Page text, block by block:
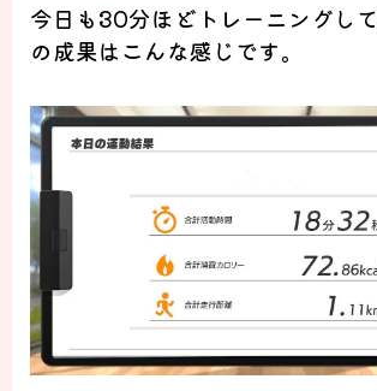
今日も30分ほどトレーニングして
の成果はこんな感じです。